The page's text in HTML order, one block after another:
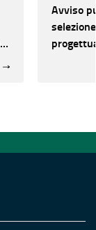
Avviso